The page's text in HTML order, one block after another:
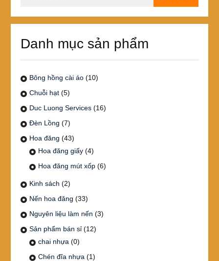
Danh mục sản phẩm
Bông hồng cài áo (10)
Chuỗi hạt (5)
Duc Luong Services (16)
Đèn Lồng (7)
Hoa đăng (43)
Hoa đăng giấy (4)
Hoa đăng mút xốp (6)
Kinh sách (2)
Nến hoa đăng (33)
Nguyên liệu làm nến (3)
Sản phẩm bán sỉ (12)
chai nhựa (0)
Chén đĩa nhựa (1)